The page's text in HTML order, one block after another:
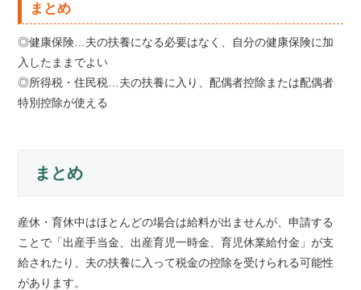
まとめ
◎健康保険…夫の扶養になる必要はなく、自分の健康保険に加
入したままでよい
◎所得税・住民税…夫の扶養に入り、配偶者控除または配偶者
特別控除が使える
まとめ
産休・育休中はほとんどの場合は給料が出ませんが、申請する
ことで「出産手当金、出産育児一時金、育児休業給付金」が支
給されたり、夫の扶養に入って税金の控除を受けられる可能性
があります。